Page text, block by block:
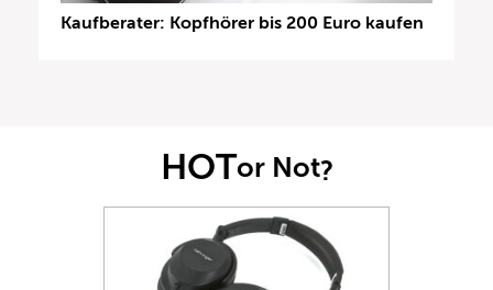
Kaufberater: Kopfhörer bis 200 Euro kaufen
HOTor Not?